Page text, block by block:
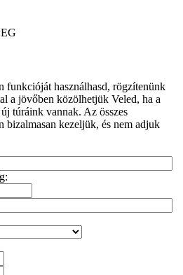
funkcióját használhasd, rögzítenünk
a jövőben közölhetjük Veled, ha a
túráink vannak. Az összes
bizalmasan kezeljük, és nem adjuk